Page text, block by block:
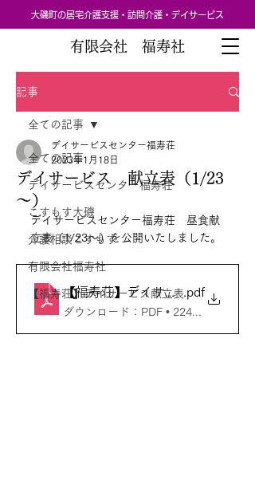
大磯町の居宅介護支援・訪問介護・デイサービス
有限会社 福寿社
記事
全ての記事
デイサービスセンター福寿荘
こすもす大磯
介護相談こすもす
有限会社福寿社
【福寿荘】デイサービス献立表
全ての記事
デイサービス 献立表（1/23
～）
デイサービスセンター福寿荘
2023年1月18日
デイサービスセンター福寿荘　昼食献
立表（1/23～）を公開いたしました。
【福寿荘】デイサービス献立表
.pdf
ダウンロード：PDF • 224KB